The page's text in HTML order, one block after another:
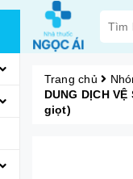
Trang chủ
DUNG DỊCH
giọt)